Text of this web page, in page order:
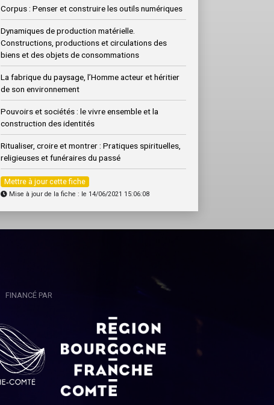
Corpus : Penser et construire les outils numériques
Dynamiques de production matérielle.
Constructions, productions et circulations des
biens et des objets de consommations
La fabrique du paysage, l’Homme acteur et héritier
de son environnement
Pouvoirs et sociétés : le vivre ensemble et la
construction des identités
Ritualiser, croire et montrer : Pratiques spirituelles,
religieuses et funéraires du passé
Mettre à jour cette fiche
Mise à jour de la fiche : le 14/06/2021 15:06:08
FINANCÉ PAR